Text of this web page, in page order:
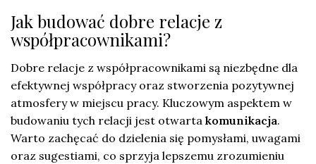
Jak budować dobre relacje z
współpracownikami?
Dobre relacje z współpracownikami są niezbędne dla
efektywnej współpracy oraz stworzenia pozytywnej
atmosfery w miejscu pracy. Kluczowym aspektem w
budowaniu tych relacji jest otwarta komunikacja.
Warto zachęcać do dzielenia się pomysłami, uwagami
oraz sugestiami, co sprzyja lepszemu zrozumieniu